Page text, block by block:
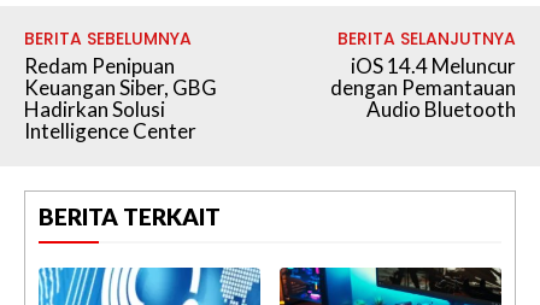
BERITA SEBELUMNYA
Redam Penipuan
Keuangan Siber, GBG
Hadirkan Solusi
Intelligence Center
BERITA SELANJUTNYA
iOS 14.4 Meluncur
dengan Pemantauan
Audio Bluetooth
BERITA TERKAIT